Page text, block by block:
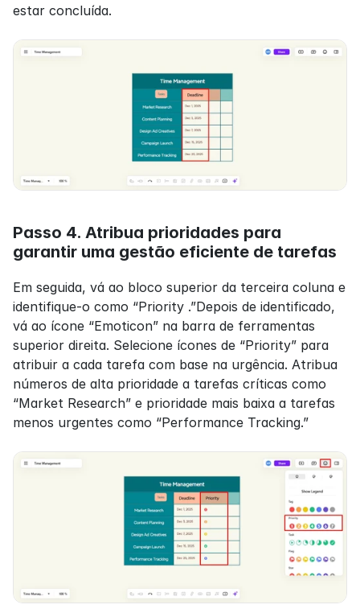
estar concluída.
Passo 4. Atribua prioridades para
garantir uma gestão eficiente de tarefas
Em seguida, vá ao bloco superior da terceira coluna e
identifique-o como “Priority .”Depois de identificado,
vá ao ícone “Emoticon” na barra de ferramentas
superior direita. Selecione ícones de “Priority” para
atribuir a cada tarefa com base na urgência. Atribua
números de alta prioridade a tarefas críticas como
“Market Research” e prioridade mais baixa a tarefas
menos urgentes como “Performance Tracking.”